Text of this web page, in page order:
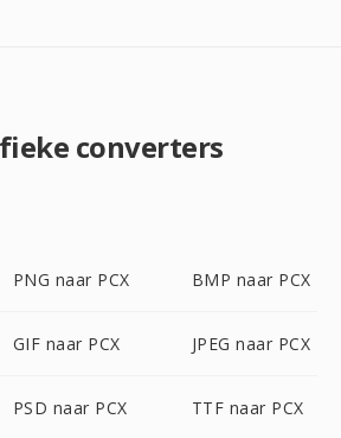
converters
PNG naar PCX BMP naar PCX
GIF naar PCX JPEG naar PCX
PSD naar PCX TTF naar PCX